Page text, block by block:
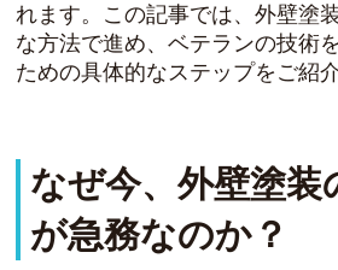
れます。この記事では、外壁塗
な方法で進め、ベテランの技術
ための具体的なステップをご紹
なぜ今、外壁塗装
が急務なのか？